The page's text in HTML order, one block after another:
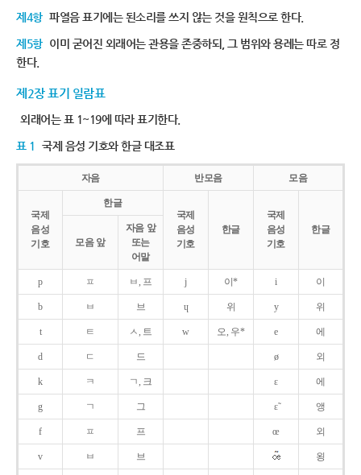
제4항 파열음 표기에는 된소리를 쓰지 않는 것을 원칙으로 한다.
제5항 이미 굳어진 외래어는 관용을 존중하되, 그 범위와 용례는 따로 정
한다.
제2장 표기 일람표
외래어는 표 1~19에 따라 표기한다.
표 1 국제 음성 기호와 한글 대조표
자음 반모음 모음
국제
음성
기호
한글
국제
음성
기호
한글
국제
음성
기호
한글
모음 앞
자음 앞
또는
어말
p ㅍ ㅂ, 프 j 이* i 이
b ㅂ 브 ɥ 위 y 위
t ㅌ ㅅ, 트 w 오, 우* e 에
d ㄷ 드 ø 외
k ㅋ ㄱ, 크 ɛ 에
g ㄱ 그 ɛ̃ 앵
f ㅍ 프 œ 외
v ㅂ 브 욍